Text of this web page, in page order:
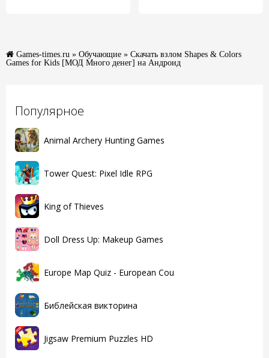
Популярное
Animal Archery Hunting Games
Tower Quest: Pixel Idle RPG
King of Thieves
Doll Dress Up: Makeup Games
Europe Map Quiz - European Cou
Библейская викторина
Jigsaw Premium Puzzles HD
Games-times.ru » Обучающие » Скачать взлом Shapes & Colors
Games for Kids [МОД Много денег] на Андроид